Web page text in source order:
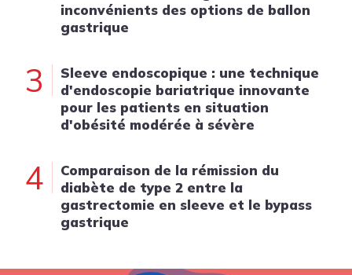
inconvénients des options de ballon
gastrique
3
Sleeve endoscopique : une technique
d'endoscopie bariatrique innovante
pour les patients en situation
d'obésité modérée à sévère
4
Comparaison de la rémission du
diabète de type 2 entre la
gastrectomie en sleeve et le bypass
gastrique